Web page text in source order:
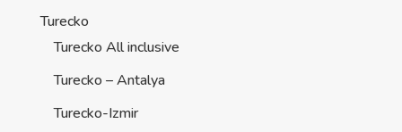
Turecko
Turecko All inclusive
Turecko – Antalya
Turecko-Izmir